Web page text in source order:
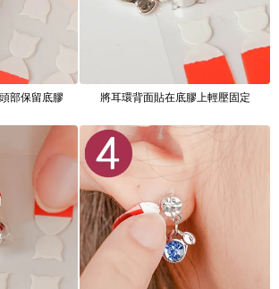
部保留底膠 將耳環背面貼在底膠上輕壓固定